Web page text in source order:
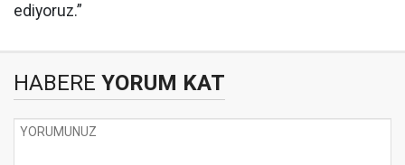
ediyoruz.”
HABERE YORUM KAT